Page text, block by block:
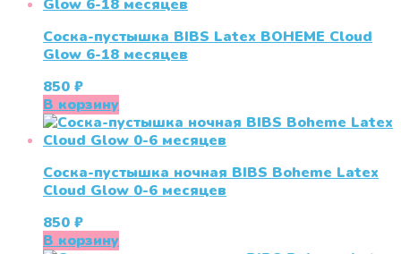
Соска-пустышка BIBS Latex BOHEME Cloud
Glow 6-18 месяцев
850 ₽
В корзину
Соска-пустышка ночная BIBS Boheme Latex
Cloud Glow 0-6 месяцев
850 ₽
В корзину